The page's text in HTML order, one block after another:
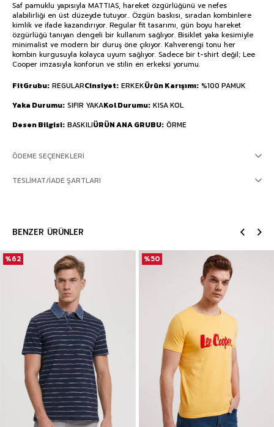
Saf pamuklu yapısıyla MATTIAS, hareket özgürlüğünü ve nefes
alabilirliği en üst düzeyde tutuyor.. Özgün baskısı, sıradan kombinlere
kimlik ve ifade kazandırıyor. Regular fit tasarımı, gün boyu hareket
özgürlüğü tanıyan dengeli bir kullanım sağlıyor. Bisiklet yaka kesimiyle
minimalist ve modern bir duruş öne çıkıyor. Kahverengi tonu her
kombin kurgusuyla kolayca uyum sağlıyor. Sadece bir t-shirt değil; Lee
Cooper imzasıyla konforun ve stilin en erkeksi yorumu.
FitGrubu REGULARCinsiyet ERKEKÜrün Karışımı %100 PAMUK
Yaka Durumu SIFIR YAKAKol Durumu KISA KOL
Desen Bilgisi BASKILIÜRÜN ANA GRUBU ÖRME
ÖDEME SEÇENEKLERI
TESLIMAT/İADE ŞARTLARI
BENZER ÜRÜNLER
%62 %50